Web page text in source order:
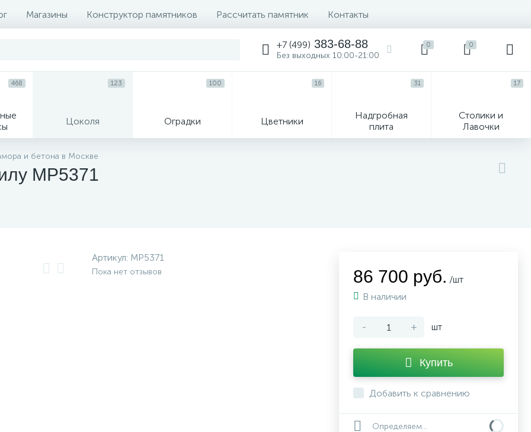
Магазины Конструктор памятников Рассчитать памятник Контакты
+7 (499) 383-68-88
Без выходных 10:00-21:00
0 0
468
Цоколя
123
Оградки
100
Цветники
16
Надгробная
плита
31
Столики и
Лавочки
17
кресты
и бетона в Москве
MP5371
Артикул: MP5371
Пока нет отзывов 86 700 руб. /шт
В наличии
- + шт
Купить
Добавить к сравнению
Определяем...